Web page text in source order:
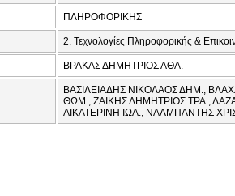
ΠΛΗΡΟΦΟΡΙΚΗΣ
2. Τεχνολογίες Πληροφορικής &
ΒΡΑΚΑΣ ΔΗΜΗΤΡΙΟΣ ΑΘΑ.
ΒΑΣΙΛΕΙΑΔΗΣ ΝΙΚΟΛΑΟΣ ΔΗΜ.,
ΘΩΜ., ΖΑΙΚΗΣ ΔΗΜΗΤΡΙΟΣ ΤΡΑ.,
ΑΙΚΑΤΕΡΙΝΗ ΙΩΑ., ΝΑΛΜΠΑΝΤΗΣ